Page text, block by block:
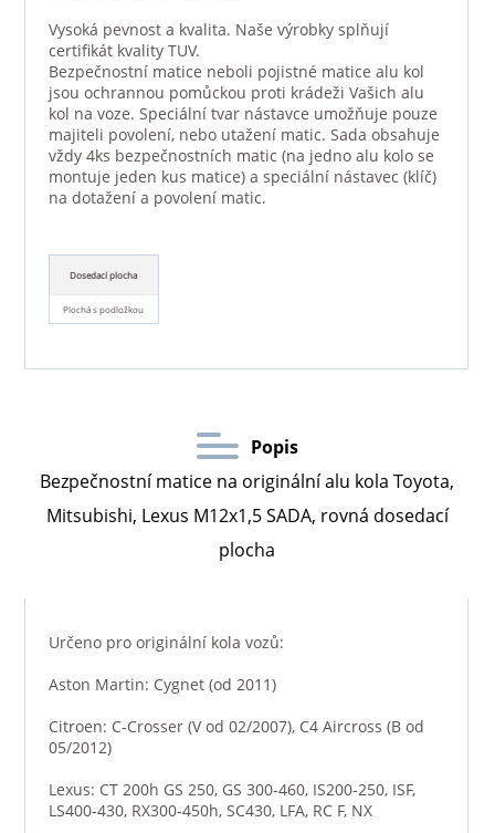
Vysoká pevnost a kvalita. Naše výrobky splňují
certifikát kvality TUV.
Bezpečnostní matice neboli pojistné matice alu kol
jsou ochrannou pomůckou proti krádeži Vašich alu
kol na voze. Speciální tvar nástavce umožňuje pouze
majiteli povolení, nebo utažení matic. Sada obsahuje
vždy 4ks bezpečnostních matic (na jedno alu kolo se
montuje jeden kus matice) a speciální nástavec (klíč)
na dotažení a povolení matic.
Dosedací plocha
Plochá s podložkou
Popis
Bezpečnostní matice na originální alu kola Toyota,
Mitsubishi, Lexus M12x1,5 SADA, rovná dosedací
plocha
Určeno pro originální kola vozů:
Aston Martin: Cygnet (od 2011)
Citroen: C-Crosser (V od 02/2007), C4 Aircross (B od
05/2012)
Lexus: CT 200h GS 250, GS 300-460, IS200-250, ISF,
LS400-430, RX300-450h, SC430, LFA, RC F, NX